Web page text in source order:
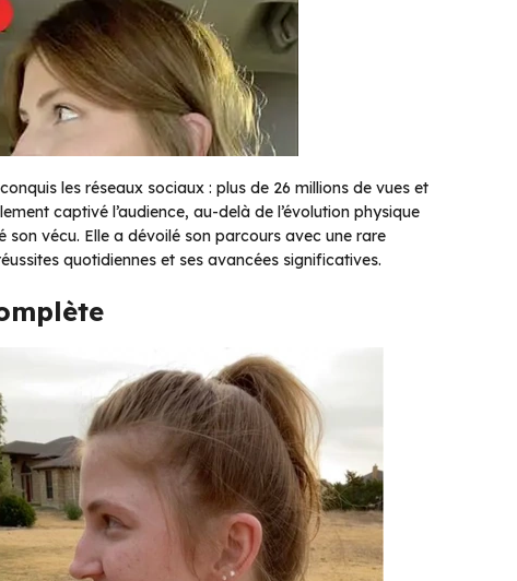
les réseaux sociaux : plus de 26 millions de vues et
captivé l’audience, au-delà de l’évolution physique
son vécu. Elle a dévoilé son parcours avec une rare
quotidiennes et ses avancées significatives.